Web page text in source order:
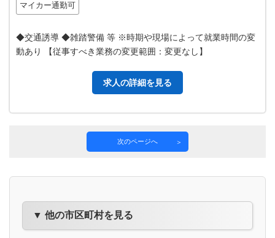
マイカー通勤可
◆交通誘導 ◆雑踏警備 等 ※時期や現場によって就業時間の変
動あり 【従事すべき業務の変更範囲：変更なし】
求人の詳細を見る
次のページへ
▼ 他の市区町村を見る